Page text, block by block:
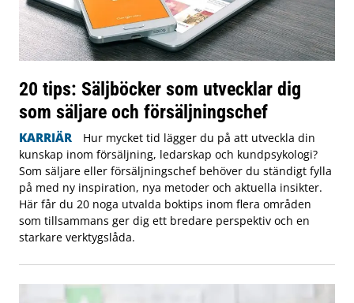
20 tips: Säljböcker som utvecklar dig
som säljare och försäljningschef
KARRIÄR
Hur mycket tid lägger du på att utveckla din
kunskap inom försäljning, ledarskap och kundpsykologi?
Som säljare eller försäljningschef behöver du ständigt fylla
på med ny inspiration, nya metoder och aktuella insikter.
Här får du 20 noga utvalda boktips inom flera områden
som tillsammans ger dig ett bredare perspektiv och en
starkare verktygslåda.